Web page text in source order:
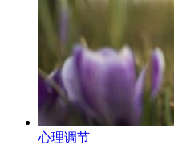
心理调节